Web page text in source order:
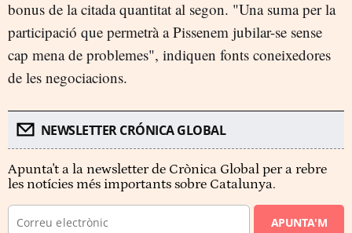
bonus de la citada quantitat al segon. "Una suma per la
participació que permetrà a Pissenem jubilar-se sense
cap mena de problemes", indiquen fonts coneixedores
de les negociacions.
NEWSLETTER CRÓNICA GLOBAL
Apunta't a la newsletter de Crònica Global per a rebre
les notícies més importants sobre Catalunya.
APUNTA'M